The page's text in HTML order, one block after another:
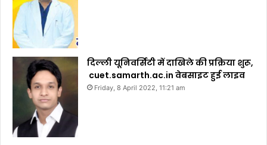
दिल्ली यूनिवर्सिटी में दाखिले की प्रक्रिया शुरू,
cuet.samarth.ac.in वेबसाइट हुई लाइव
Friday, 8 April 2022, 11:21 am